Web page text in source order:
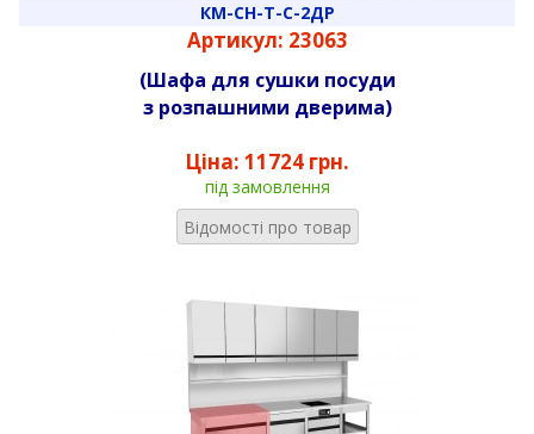
КМ-СН-Т-С-2ДР
Артикул: 23063
(Шафа для сушки посуди
з розпашними дверима)
Ціна: 11724 грн.
під замовлення
Відомості про товар